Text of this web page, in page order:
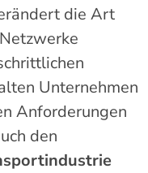
die Art
Unternehmen
Anforderungen
den